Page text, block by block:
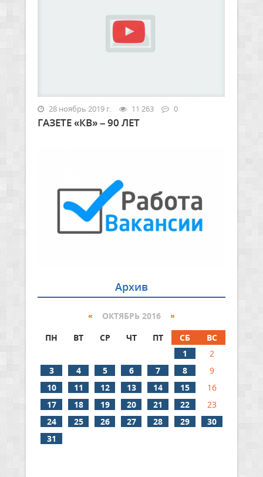
28 ноябрь 2019 г. 11 263 0
ГАЗЕТЕ «КВ» – 90 ЛЕТ
Архив
« ОКТЯБРЬ 2016 »
ПН
ВТ СР ЧТ ПТ СБ
ВС
1
2
3
4 5 6 7 8
9
10
11 12 13 14 15
16
17
18 19 20 21 22
23
24
25 26 27 28 29
30
31